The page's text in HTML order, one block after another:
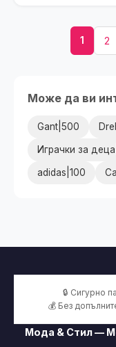
1 2
Може да ви
Gant|500
Играчки за
adidas|100
🔒 Сигурно
💰 Без
Мода & Стил —